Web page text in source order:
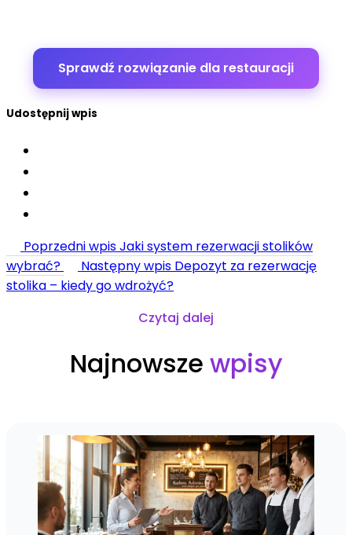
Sprawdź rozwiązanie dla restauracji
Udostępnij wpis
Poprzedni wpisJaki system rezerwacji stolików
wybrać?
Następny wpis Depozyt za rezerwację
stolika – kiedy go wdrożyć?
Czytaj dalej
Najnowsze wpisy